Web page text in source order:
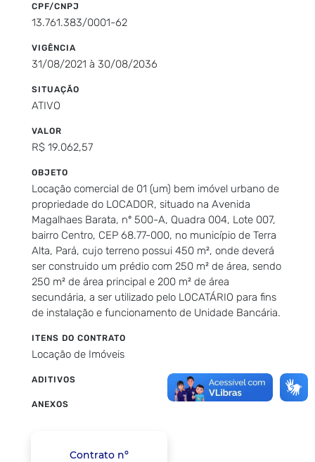
CPF/CNPJ
13.761.383/0001-62
VIGÊNCIA
31/08/2021 à 30/08/2036
SITUAÇÃO
ATIVO
VALOR
R$ 19.062,57
OBJETO
Locação comercial de 01 (um) bem imóvel urbano de
propriedade do LOCADOR, situado na Avenida
Magalhaes Barata, nº 500-A, Quadra 004, Lote 007,
bairro Centro, CEP 68.77-000, no município de Terra
Alta, Pará, cujo terreno possui 450 m², onde deverá
ser construido um prédio com 250 m² de área, sendo
250 m² de área principal e 200 m² de área
secundária, a ser utilizado pelo LOCATÁRIO para fins
de instalação e funcionamento de Unidade Bancária.
ITENS DO CONTRATO
Locação de Imóveis
ADITIVOS
ANEXOS
Contrato nº